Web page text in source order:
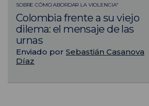
SOBRE CÓMO ABORDAR LA VIOLENCIA"
Colombia frente a su viejo
dilema: el mensaje de las
urnas
Enviado por Sebastián Casanova
Díaz